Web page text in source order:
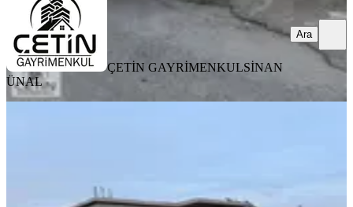
ÇETİN GAYRİMENKULSİNAN
ÜNAL
Ara
3+1·150 m²· 16.02.2026